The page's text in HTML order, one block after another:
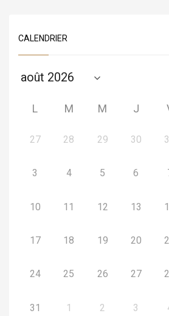
CALENDRIER
L M M J
27 28 29 30
3 4 5 6
10 11 12 13
17 18 19 20
24 25 26 27
31 1 2 3